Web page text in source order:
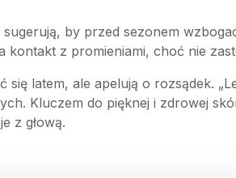
sugerują, by przed sezonem
z promieniami, choć nie
się latem, ale apelują o rozsądek.
Kluczem do pięknej i zdrowej
z głową.